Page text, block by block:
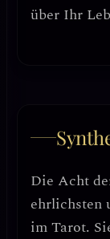
über Ihr
Die Acht
ehrlichsten
im Tarot.